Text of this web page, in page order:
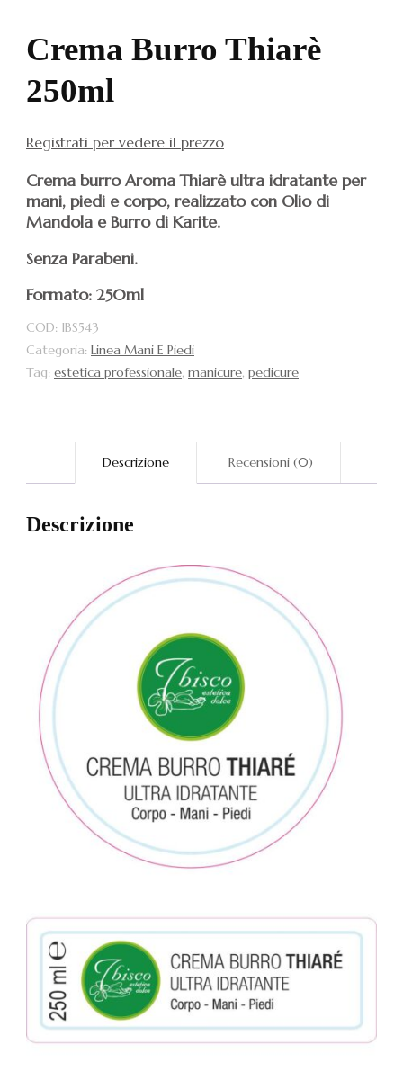
Crema Burro Thiarè
250ml
Registrati per vedere il prezzo
Crema burro Aroma Thiarè ultra idratante per
mani, piedi e corpo, realizzato con Olio di
Mandola e Burro di Karite.
Senza Parabeni.
Formato: 250ml
COD: IBS543
Categoria: Linea Mani E Piedi
Tag: estetica professionale, manicure, pedicure
Descrizione Recensioni (0)
Descrizione